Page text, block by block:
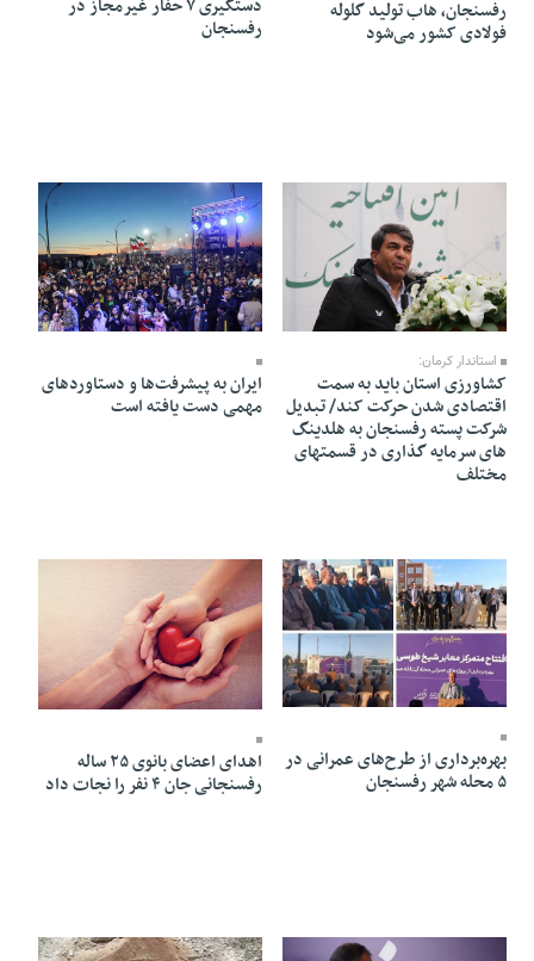
رفسنجان، هاب تولید گلوله
فولادی کشور می‌شود
دستگیری ۷ حفار غیرمجاز در
رفسنجان
25 Bahman 1403 - 16:43
استاندار کرمان:
کشاورزی استان باید به سمت
اقتصادی شدن حرکت کند/ تبدیل
شرکت پسته رفسنجان به هلدینگ
های سرمایه گذاری در قسمتهای
مختلف
18 Bahman 1403 - 19:34
ایران به پیشرفت‌ها و دستاوردهای
مهمی دست یافته است
17 Bahman 1403 - 16:05
بهره‌برداری از طرح‌های عمرانی در
۵ محله شهر رفسنجان
اهدای اعضای بانوی ۲۵ ساله
رفسنجانی جان ۴ نفر را نجات داد